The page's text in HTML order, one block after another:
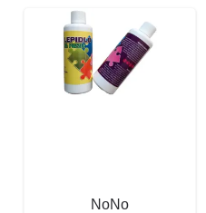
NoNo